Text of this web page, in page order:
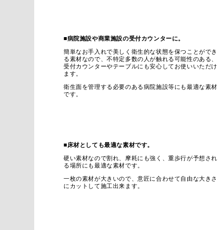
■病院施設や商業施設の受付カウンターに。
簡単なお手入れで美しく衛生的な状態を保つことができ
る素材なので、不特定多数の人が触れる可能性のある、
受付カウンターやテーブルにも安心してお使いいただけ
ます。
衛生面を管理する必要のある病院施設等にも最適な素材
です。
■床材としても最適な素材です。
硬い素材なので割れ、摩耗にも強く、重歩行が予想され
る場所にも最適な素材です。
一枚の素材が大きいので、意匠に合わせて自由な大きさ
にカットして施工出来ます。